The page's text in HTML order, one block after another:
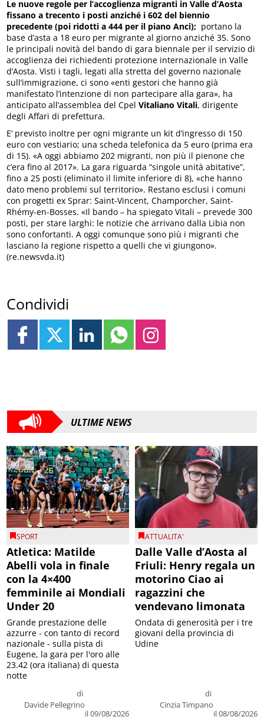
Le nuove regole per l’accoglienza migranti in Valle d’Aosta
fissano a trecento i posti anziché i 602 del biennio
precedente (poi ridotti a 444 per il piano Anci); portano la
base d’asta a 18 euro per migrante al giorno anziché 35. Sono
le principali novità del bando di gara biennale per il servizio di
accoglienza dei richiedenti protezione internazionale in Valle
d’Aosta. Visti i tagli, legati alla stretta del governo nazionale
sull’immigrazione, ci sono «enti gestori che hanno già
manifestato l’intenzione di non partecipare alla gara», ha
anticipato all’assemblea del Cpel Vitaliano Vitali, dirigente
degli Affari di prefettura.
E’ previsto inoltre per ogni migrante un kit d’ingresso di 150
euro con vestiario; una scheda telefonica da 5 euro (prima era
di 15). «A oggi abbiamo 202 migranti, non più il pienone che
c’era fino al 2017». La gara riguarda “singole unità abitative”,
fino a 25 posti (eliminato il limite inferiore di 8), «che hanno
dato meno problemi sul territorio». Restano esclusi i comuni
con progetti ex Sprar: Saint-Vincent, Champorcher, Saint-
Rhémy-en-Bosses. «Il bando – ha spiegato Vitali – prevede 300
posti, per stare larghi: le notizie che arrivano dalla Libia non
sono confortanti. A oggi comunque sono più i migranti che
lasciano la regione rispetto a quelli che vi giungono».
(re.newsvda.it)
Condividi
ULTIME NEWS
SPORT
Atletica: Matilde
Abelli vola in finale
con la 4×400
femminile ai Mondiali
Under 20
di
Davide Pellegrino
il 09/08/2026
Grande prestazione delle
azzurre - con tanto di record
nazionale - sulla pista di
Eugene, la gara per l'oro alle
23.42 (ora italiana) di questa
notte
ATTUALITA'
Dalle Valle d’Aosta al
Friuli: Henry regala un
motorino Ciao ai
ragazzini che
vendevano limonata
di
Cinzia Timpano
il 08/08/2026
Ondata di generosità per i tre
giovani della provincia di
Udine